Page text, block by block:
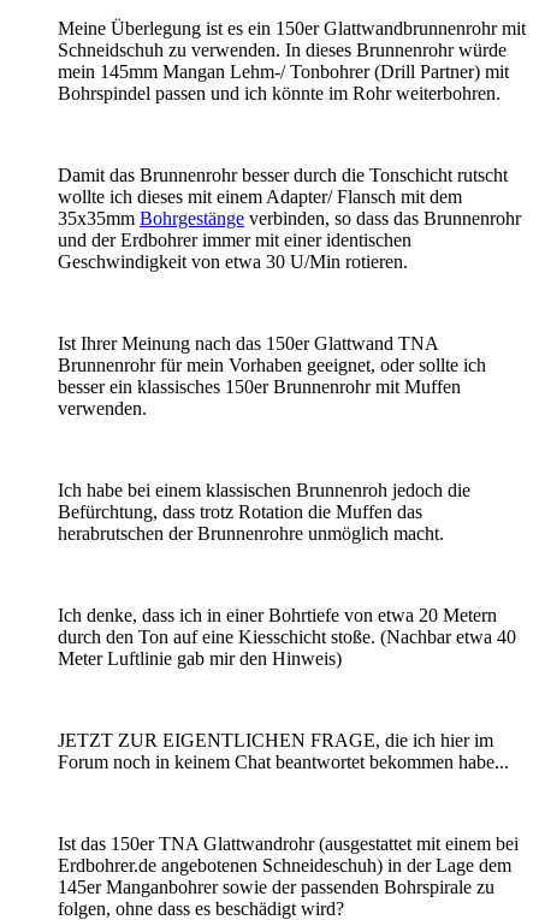
Meine Überlegung ist es ein 150er Glattwandbrunnenrohr mit
Schneidschuh zu verwenden. In dieses Brunnenrohr würde
mein 145mm Mangan Lehm-/ Tonbohrer (Drill Partner) mit
Bohrspindel passen und ich könnte im Rohr weiterbohren.
Damit das Brunnenrohr besser durch die Tonschicht rutscht
wollte ich dieses mit einem Adapter/ Flansch mit dem
35x35mm Bohrgestänge verbinden, so dass das Brunnenrohr
und der Erdbohrer immer mit einer identischen
Geschwindigkeit von etwa 30 U/Min rotieren.
Ist Ihrer Meinung nach das 150er Glattwand TNA
Brunnenrohr für mein Vorhaben geeignet, oder sollte ich
besser ein klassisches 150er Brunnenrohr mit Muffen
verwenden.
Ich habe bei einem klassischen Brunnenroh jedoch die
Befürchtung, dass trotz Rotation die Muffen das
herabrutschen der Brunnenrohre unmöglich macht.
Ich denke, dass ich in einer Bohrtiefe von etwa 20 Metern
durch den Ton auf eine Kiesschicht stoße. (Nachbar etwa 40
Meter Luftlinie gab mir den Hinweis)
JETZT ZUR EIGENTLICHEN FRAGE, die ich hier im
Forum noch in keinem Chat beantwortet bekommen habe...
Ist das 150er TNA Glattwandrohr (ausgestattet mit einem bei
Erdbohrer.de angebotenen Schneideschuh) in der Lage dem
145er Manganbohrer sowie der passenden Bohrspirale zu
folgen, ohne dass es beschädigt wird?